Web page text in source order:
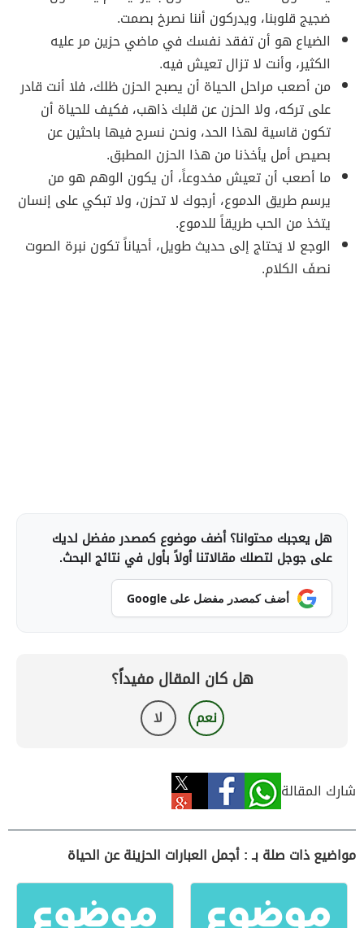
ضجيج قلوبنا، ويدركون أننا نصرخ بصمت.
الضياع هو أن تفقد نفسك في ماضي حزين مر عليه
الكثير، وأنت لا تزال تعيش فيه.
من أصعب مراحل الحياة أن يصبح الحزن ظلك، فلا أنت قادر
على تركه، ولا الحزن عن قلبك ذاهب، فكيف للحياة أن
تكون قاسية لهذا الحد، ونحن نسرح فيها باحثين عن
بصيص أمل يأخذنا من هذا الحزن المطبق.
ما أصعب أن تعيش مخدوعاً، أن يكون الوهم هو من
يرسم طريق الدموع، أرجوك لا تحزن، ولا تبكي على إنسان
يتخذ من الحب طريقاً للدموع.
الوجع لا يَحتاج إلى حديث طويل، أحياناً تكون نبرة الصوت
نصفَ الكلام.
هل يعجبك محتوانا؟ أضف موضوع كمصدر مفضل لديك
على جوجل لتصلك مقالاتنا أولاً بأول في نتائج البحث.
أضف كمصدر مفضل على Google
هل كان المقال مفيداً؟
نعم لا
شارك المقالة
مواضيع ذات صلة بـ : أجمل العبارات الحزينة عن الحياة